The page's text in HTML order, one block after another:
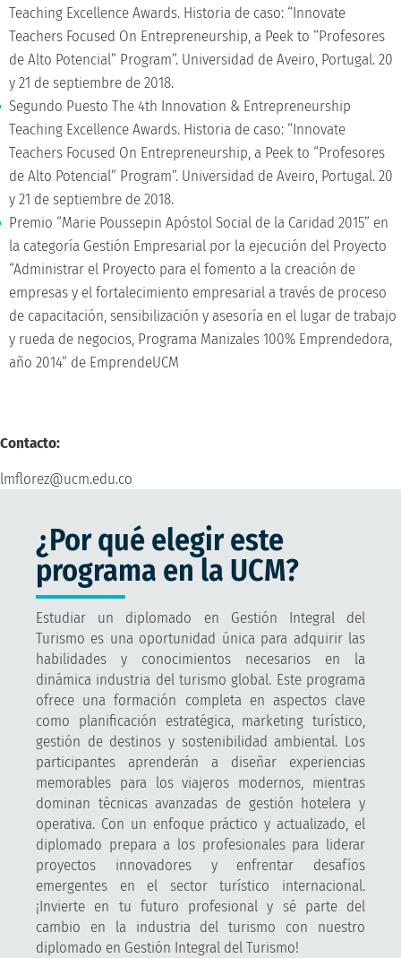
Teaching Excellence Awards. Historia de caso: “Innovate
Teachers Focused On Entrepreneurship, a Peek to “Profesores
de Alto Potencial” Program”. Universidad de Aveiro, Portugal. 20
y 21 de septiembre de 2018.
Segundo Puesto The 4th Innovation & Entrepreneurship
Teaching Excellence Awards. Historia de caso: “Innovate
Teachers Focused On Entrepreneurship, a Peek to “Profesores
de Alto Potencial” Program”. Universidad de Aveiro, Portugal. 20
y 21 de septiembre de 2018.
Premio “Marie Poussepin Apóstol Social de la Caridad 2015” en
la categoría Gestión Empresarial por la ejecución del Proyecto
“Administrar el Proyecto para el fomento a la creación de
empresas y el fortalecimiento empresarial a través de proceso
de capacitación, sensibilización y asesoría en el lugar de trabajo
y rueda de negocios, Programa Manizales 100% Emprendedora,
año 2014” de EmprendeUCM
Contacto:
lmflorez@ucm.edu.co
¿Por qué elegir este
programa en la UCM?
Estudiar un diplomado en Gestión Integral del
Turismo es una oportunidad única para adquirir las
habilidades y conocimientos necesarios en la
dinámica industria del turismo global. Este programa
ofrece una formación completa en aspectos clave
como planificación estratégica, marketing turístico,
gestión de destinos y sostenibilidad ambiental. Los
participantes aprenderán a diseñar experiencias
memorables para los viajeros modernos, mientras
dominan técnicas avanzadas de gestión hotelera y
operativa. Con un enfoque práctico y actualizado, el
diplomado prepara a los profesionales para liderar
proyectos innovadores y enfrentar desafíos
emergentes en el sector turístico internacional.
¡Invierte en tu futuro profesional y sé parte del
cambio en la industria del turismo con nuestro
diplomado en Gestión Integral del Turismo!